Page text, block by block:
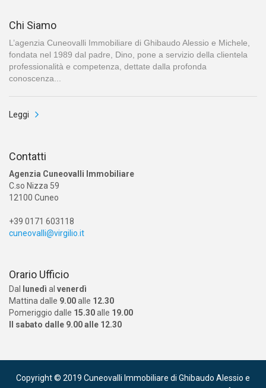
Chi Siamo
L’agenzia Cuneovalli Immobiliare di Ghibaudo Alessio e Michele,
fondata nel 1989 dal padre, Dino, pone a servizio della clientela
professionalità e competenza, dettate dalla profonda
conoscenza...
Leggi
Contatti
Agenzia Cuneovalli Immobiliare
C.so Nizza 59
12100 Cuneo
+39 0171 603118
cuneovalli@virgilio.it
Orario Ufficio
Dal lunedì al venerdì
Mattina dalle 9.00alle 12.30
Pomeriggio dalle 15.30alle 19.00
Il sabato dalle 9.00 alle 12.30
Copyright © 2019 Cuneovalli Immobiliare di Ghibaudo Alessio e